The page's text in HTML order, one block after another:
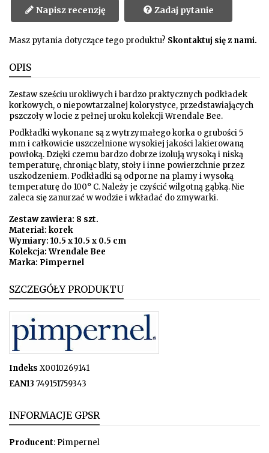
Napisz recenzję Zadaj pytanie
Masz pytania dotyczące tego produktu? Skontaktuj się z nami.
OPIS
Zestaw sześciu urokliwych i bardzo praktycznych podkładek
korkowych, o niepowtarzalnej kolorystyce, przedstawiających
pszczoły w locie z pełnej uroku kolekcji Wrendale Bee.
Podkładki wykonane są z wytrzymałego korka o grubości 5
mm i całkowicie uszczelnione wysokiej jakości lakierowaną
powłoką. Dzięki czemu bardzo dobrze izolują wysoką i niską
temperaturę, chroniąc blaty, stoły i inne powierzchnie przez
uszkodzeniem. Podkładki są odporne na plamy i wysoką
temperaturę do 100° C. Należy je czyścić wilgotną gąbką. Nie
zaleca się zanurzać w wodzie i wkładać do zmywarki.
Zestaw zawiera: 8 szt.
Materiał: korek
Wymiary: 10.5 x 10.5 x 0.5 cm
Kolekcja: Wrendale Bee
Marka: Pimpernel
SZCZEGÓŁY PRODUKTU
Indeks X0010269141
EAN13 749151759343
INFORMACJE GPSR
Producent: Pimpernel